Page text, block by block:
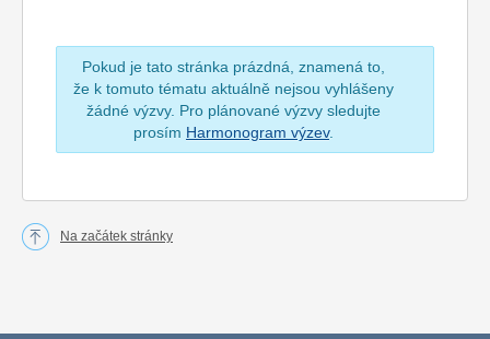
Pokud je tato stránka prázdná, znamená to,
že k tomuto tématu aktuálně nejsou vyhlášeny
žádné výzvy. Pro plánované výzvy sledujte
prosím Harmonogram výzev.
Na začátek stránky